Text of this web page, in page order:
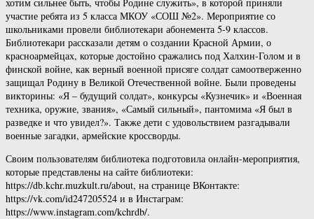
участие ребята из 5 класса МКОУ «СОШ №2». Мероприятие со
школьниками провели библиотекари абонемента 5-9 классов.
Библиотекари рассказали детям о создании Красной Армии, о
красноармейцах, которые достойно сражались под Халхин-Голом и в
финской войне, как верный военной присяге солдат самоотверженно
защищал Родину в Великой Отечественной войне. Были проведены
викторины: «Я – будущий солдат», конкурсы «Кузнечик» и «Военная
техника, оружие, звания», «Самый сильный», пантомима «Я был в
разведке и что увидел?». Также дети с удовольствием разгадывали
военные загадки, армейские кроссворды.
Своим пользователям библиотека подготовила онлайн-мероприятия,
которые представлены на сайте библиотеки:
https://db.kchr.muzkult.ru/about, на странице ВКонтакте:
https://vk.com/id247205524 и в Инстаграм:
https://www.instagram.com/kchrdb/.